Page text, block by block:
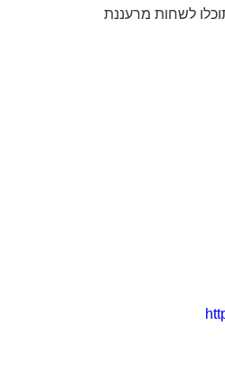
עם מים צלולים בו תוכלו לשחות מרעננת